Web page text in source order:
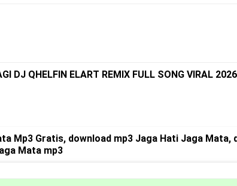
DJ QHELFIN ELART REMIX FULL SONG VIRAL 2026
Mp3 Gratis, download mp3 Jaga Hati Jaga
Mata mp3